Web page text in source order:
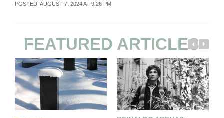
POSTED: AUGUST 7, 2024 AT 9:26 PM
FEATURED ARTICLES